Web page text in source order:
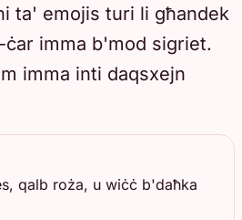
ta' emojis turi li għandek
imma b'mod sigriet.
imma inti daqsxejn
qalb roża, u wiċċ b'daħka